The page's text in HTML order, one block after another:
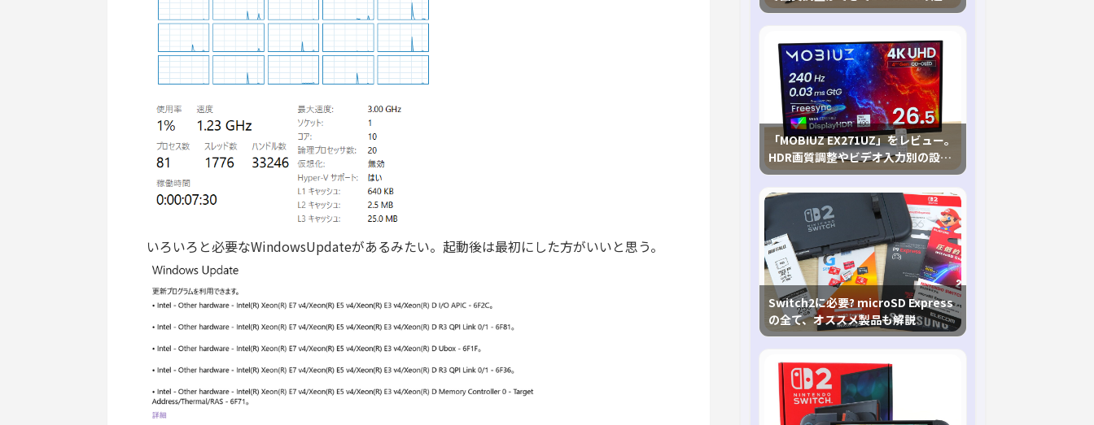
いろいろと必要なWindowsUpdateがあるみたい。起動後は最初にした方がいいと思う。
輝度も発揮！
「MOBIUZ EX271UZ」をレビュー。
HDR画質調整やビデオ入力別の設定
が可能な4K有機ELゲーミングモニタ
を徹底検証
Switch2に必要? microSD Express
の全て、オススメ製品も解説